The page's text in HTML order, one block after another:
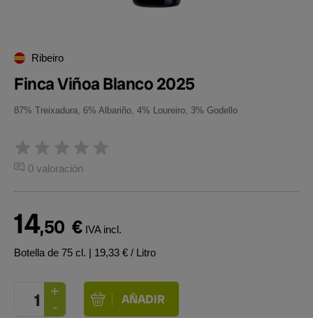
Ribeiro
Finca Viñoa Blanco 2025
87% Treixadura, 6% Albariño, 4% Loureiro, 3% Godello
0 valoración
14,50 € IVA incl.
Botella de 75 cl. | 19,33 € / Litro